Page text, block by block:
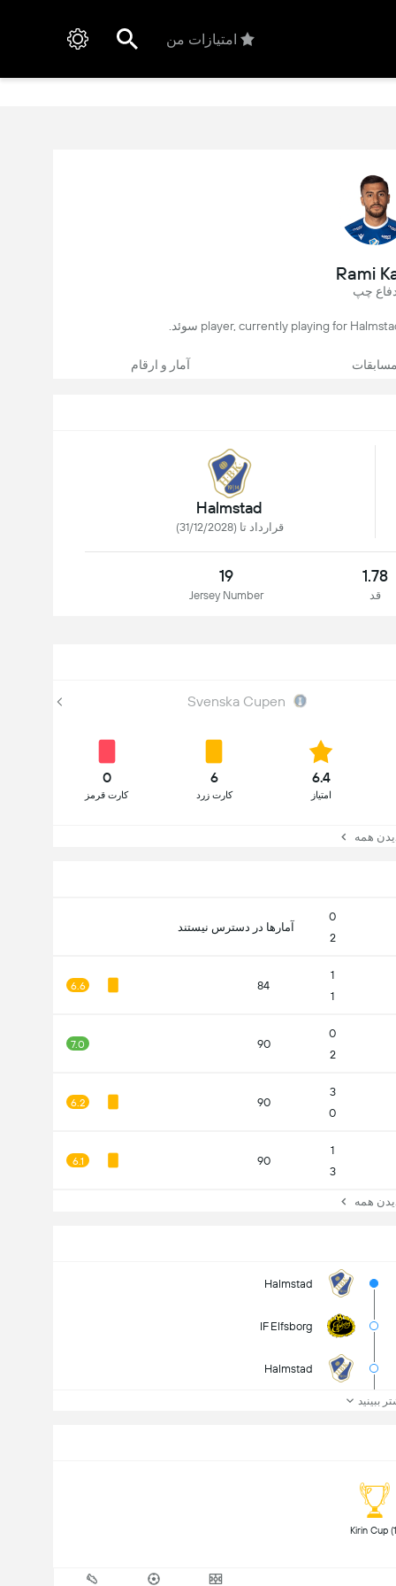
امتیازات من
Rami
چپ
مسابقات آمار و ارقام
Halmstad
قرارداد تا (31/12/2028)
1.78
قد
19
Jersey Number
Svenska Cupen
6.4
امتیاز
6
کارت زرد
0
کارت قرمز
همه
0
2
آمارها در دسترس نیستند
1
1
84
6.6
0
2
90
7.0
3
0
90
6.2
1
3
90
6.1
همه
Halmstad
IF Elfsborg
Halmstad
ببینید